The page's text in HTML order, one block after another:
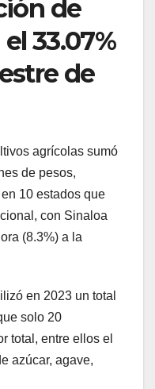
de
33.07%
de
agrícolas sumó
de pesos,
10 estados que
con Sinaloa
(8.3%) a la
en 2023 un total
solo 20
total, entre ellos el
azúcar, agave,